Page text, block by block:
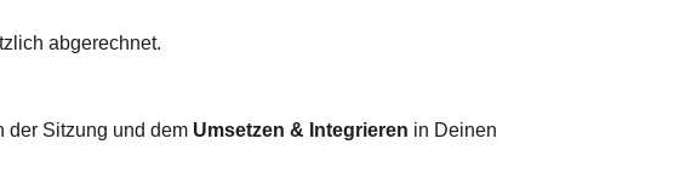
abgerechnet.
der Sitzung und dem Umsetzen & Integrieren in Deinen